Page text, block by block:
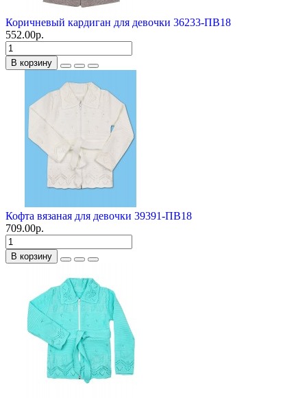
Коричневый кардиган для девочки 36233-ПВ18
552.00р.
В корзину
Кофта вязаная для девочки 39391-ПВ18
709.00р.
В корзину